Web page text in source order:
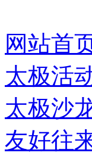
网站首
太极活
太极沙
友好往